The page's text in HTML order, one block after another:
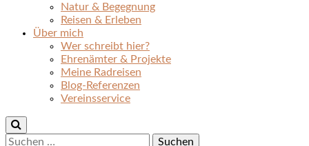
Natur & Begegnung
Reisen & Erleben
Über mich
Wer schreibt hier?
Ehrenämter & Projekte
Meine Radreisen
Blog-Referenzen
Vereinsservice
Suchen